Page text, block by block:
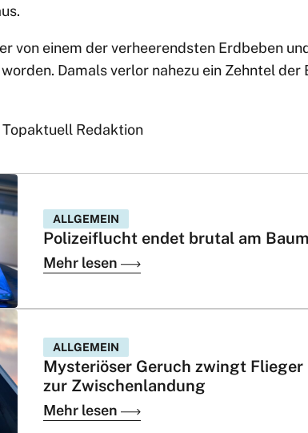
von einem der verheerendsten Erdbeben
Damals verlor nahezu ein Zehntel der
Redaktion
ALLGEMEIN
Polizeiflucht endet brutal am
Mehr lesen
ALLGEMEIN
Mysteriöser Geruch zwingt Flieger
zur Zwischenlandung
Mehr lesen